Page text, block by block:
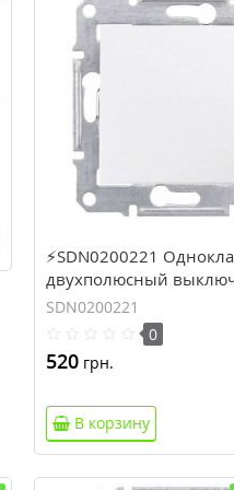
⚡SDN0200221
двухполюсный
серии Sedna. Цвет
SDN0200221
0
520грн.
В корзину